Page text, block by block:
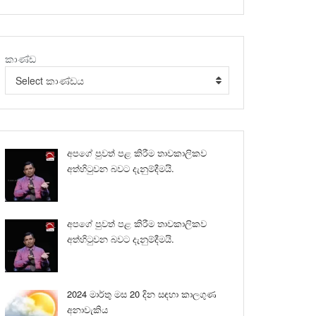
කාණ්ඩ
Select කාණ්ඩය
අපගේ පුවත් පළ කිරීම තාවකාලිකව
අත්හිටුවන බවට දැනුම්දීමයි.
අපගේ පුවත් පළ කිරීම තාවකාලිකව
අත්හිටුවන බවට දැනුම්දීමයි.
2024 මාර්තු මස 20 දින සඳහා කාලගුණ
අනාවැකිය